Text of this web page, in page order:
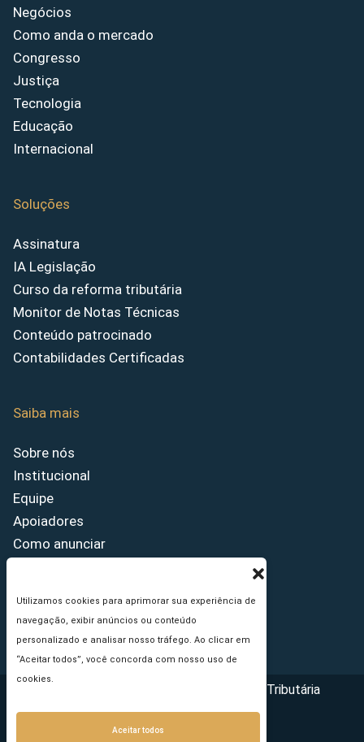
Utilizamos cookies para aprimorar sua experiência de
navegação, exibir anúncios ou conteúdo
personalizado e analisar nosso tráfego. Ao clicar em
“Aceitar todos”, você concorda com nosso uso de
cookies.
Aceitar todos
Negócios
Como anda o mercado
Congresso
Justiça
Tecnologia
Educação
Internacional
Soluções
Assinatura
IA Legislação
Curso da reforma tributária
Monitor de Notas Técnicas
Conteúdo patrocinado
Contabilidades Certificadas
Saiba mais
Sobre nós
Institucional
Equipe
Apoiadores
Como anunciar
Princípios Editoriais
Copyright © 2026 - Portal da Reforma Tributária